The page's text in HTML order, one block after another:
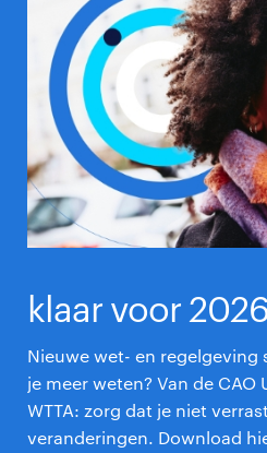
klaar voor
Nieuwe wet- en regelgeving
je meer weten? Van de
WTTA: zorg dat je niet
veranderingen. Download